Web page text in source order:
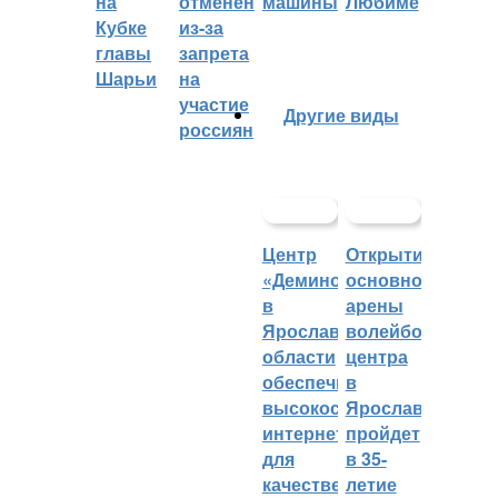
Кубке
главы
Шарьи
из-за
запрета
на
участие
россиян
Другие виды
Центр
«Демино»
в
Ярославской
области
обеспечивают
высокоскоростным
интернетом
для
качественных
Открытие
основной
арены
волейбольного
центра
в
Ярославле
пройдет
в 35-
летие